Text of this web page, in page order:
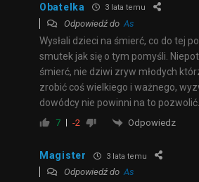
Obatelka 3 lata temu
Odpowiedź do As
Wysłali dzieci na śmierć, co do tej
smutek jak się o tym pomyśli.
śmierć, nie dziwi zryw młodych
zrobić coś wielkiego i ważnego,
dowódcy nie powinni na to pozwolić.
7 -2 Odpowiedz
Magister 3 lata temu
Odpowiedź doAs